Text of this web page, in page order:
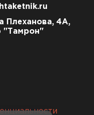
Плеханова, 4А,
"Тамрон"